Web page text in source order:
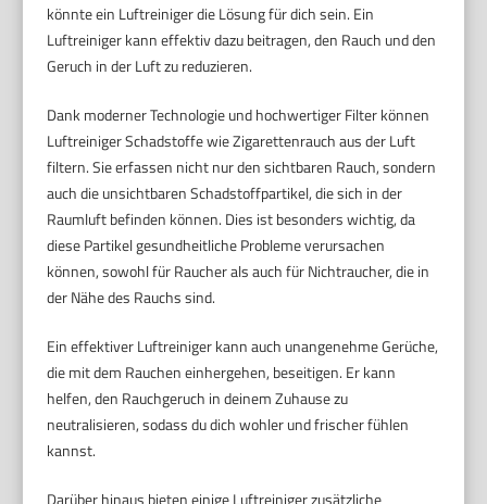
könnte ein Luftreiniger die Lösung für dich sein. Ein
Luftreiniger kann effektiv dazu beitragen, den Rauch und den
Geruch in der Luft zu reduzieren.
Dank moderner Technologie und hochwertiger Filter können
Luftreiniger Schadstoffe wie Zigarettenrauch aus der Luft
filtern. Sie erfassen nicht nur den sichtbaren Rauch, sondern
auch die unsichtbaren Schadstoffpartikel, die sich in der
Raumluft befinden können. Dies ist besonders wichtig, da
diese Partikel gesundheitliche Probleme verursachen
können, sowohl für Raucher als auch für Nichtraucher, die in
der Nähe des Rauchs sind.
Ein effektiver Luftreiniger kann auch unangenehme Gerüche,
die mit dem Rauchen einhergehen, beseitigen. Er kann
helfen, den Rauchgeruch in deinem Zuhause zu
neutralisieren, sodass du dich wohler und frischer fühlen
kannst.
Darüber hinaus bieten einige Luftreiniger zusätzliche